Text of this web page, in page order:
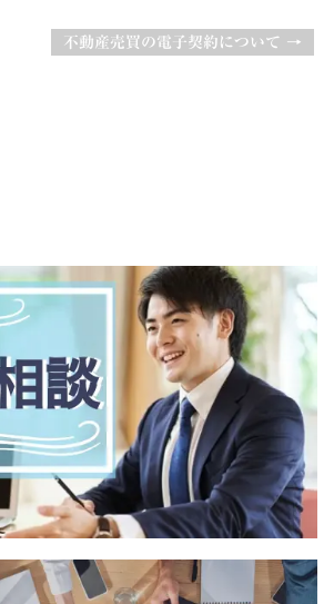
不動産売買の電子契約について →